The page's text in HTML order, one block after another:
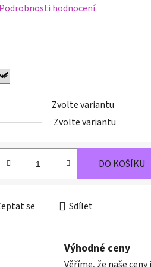
Podrobnosti hodnocení
Zvolte variantu
Zvolte variantu
DO KOŠÍKU
se Sdílet
Výhodné ceny